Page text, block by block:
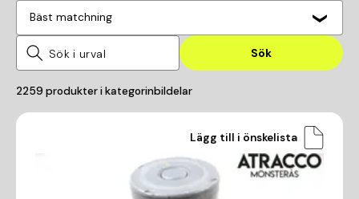
Bäst matchning
Sök
2259 produkter i kategorinbildelar
Lägg till i önskelista